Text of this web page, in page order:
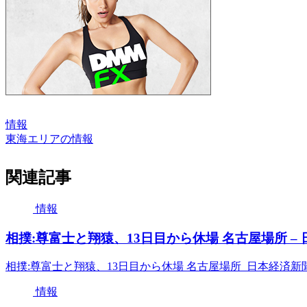
情報
東海エリアの情報
関連記事
情報
相撲:尊富士と翔猿、13日目から休場 名古屋場所 –
相撲:尊富士と翔猿、13日目から休場 名古屋場所 日本経済新
情報